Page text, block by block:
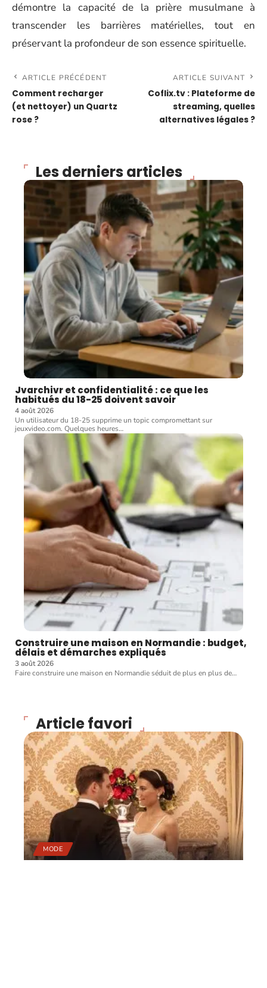
démontre la capacité de la prière musulmane à
transcender les barrières matérielles, tout en
préservant la profondeur de son essence spirituelle.
ARTICLE PRÉCÉDENT
Comment recharger
(et nettoyer) un Quartz
rose ?
ARTICLE SUIVANT
Coflix.tv : Plateforme de
streaming, quelles
alternatives légales ?
Les derniers articles
Jvarchivr et confidentialité : ce que les
habitués du 18-25 doivent savoir
4 août 2026
Un utilisateur du 18-25 supprime un topic compromettant sur
jeuxvideo.com. Quelques heures…
Construire une maison en Normandie : budget,
délais et démarches expliqués
3 août 2026
Faire construire une maison en Normandie séduit de plus en plus de…
Article favori
MODE